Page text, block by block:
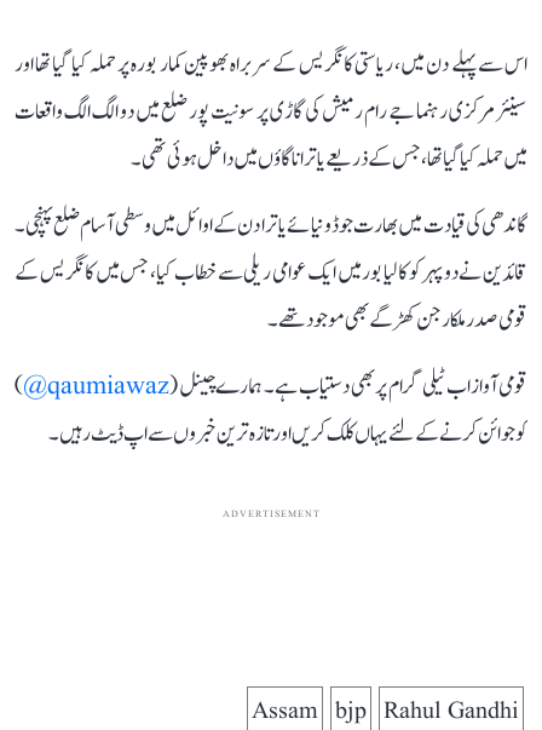
اس سے پہلے دن میں، ریاستی کانگریس کے سربراہ بھوپین کمار بورہ پر حملہ کیا گیا تھا اور
سینئر مرکزی رہنما جے رام رمیش کی گاڑی پر سونیت پور ضلع میں دو الگ الگ واقعات
میں حملہ کیا گیا تھا، جس کے ذریعے یاترا ناگاؤں میں داخل ہوئی تھی۔
گاندھی کی قیادت میں بھارت جوڈو نیا ئےیاترا دن کے اوائل میں وسطی آسام ضلع پہنچی۔
قائدین نے دوپہر کو کالیا بور میں ایک عوامی ریلی سے خطاب کیا، جس میں کانگریس کے
قومی صدر ملکارجن کھڑگے بھی موجود تھے۔
قومی آواز اب ٹیلی گرام پر بھی دستیاب ہے۔ ہمارے چینل (qaumiawaz@
)
کو جوائن کرنے کے لئے یہاں کلک کریں اور تازہ ترین خبروں سے اپ ڈیٹ رہیں۔
ADVERTISEMENT
Rahul Gandhi
bjp
Assam